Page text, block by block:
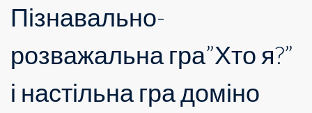
Пізнавально-
розважальна гра”Хто я?”
і настільна гра доміно